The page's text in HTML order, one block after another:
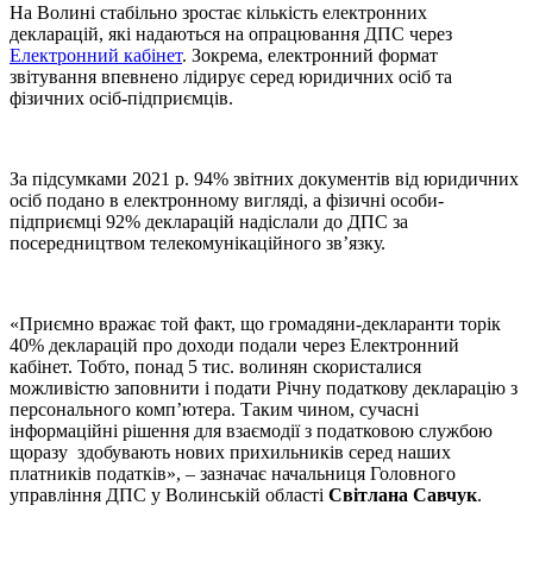
На Волині стабільно зростає кількість електронних
декларацій, які надаються на опрацювання ДПС через
Електронний кабінет. Зокрема, електронний формат
звітування впевнено лідирує серед юридичних осіб та
фізичних осіб-підприємців.
За підсумками 2021 р. 94% звітних документів від юридичних
осіб подано в електронному вигляді, а фізичні особи-
підприємці 92% декларацій надіслали до ДПС за
посередництвом телекомунікаційного зв’язку.
«Приємно вражає той факт, що громадяни-декларанти торік
40% декларацій про доходи подали через Електронний
кабінет. Тобто, понад 5 тис. волинян скористалися
можливістю заповнити і подати Річну податкову декларацію з
персонального комп’ютера. Таким чином, сучасні
інформаційні рішення для взаємодії з податковою службою
щоразу здобувають нових прихильників серед наших
платників податків», – зазначає начальниця Головного
управління ДПС у Волинській області Світлана Савчук.